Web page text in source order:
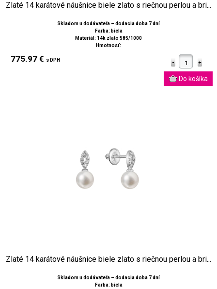
Zlaté 14 karátové náušnice biele zlato s riečnou perlou a bri...
Skladom u dodávateľa – dodacia doba 7 dní
Farba: biela
Materiál: 14k zlato 585/1000
Hmotnosť:
775.97 € s DPH
Zlaté 14 karátové náušnice biele zlato s riečnou perlou a bri...
Skladom u dodávateľa – dodacia doba 7 dní
Farba: biela